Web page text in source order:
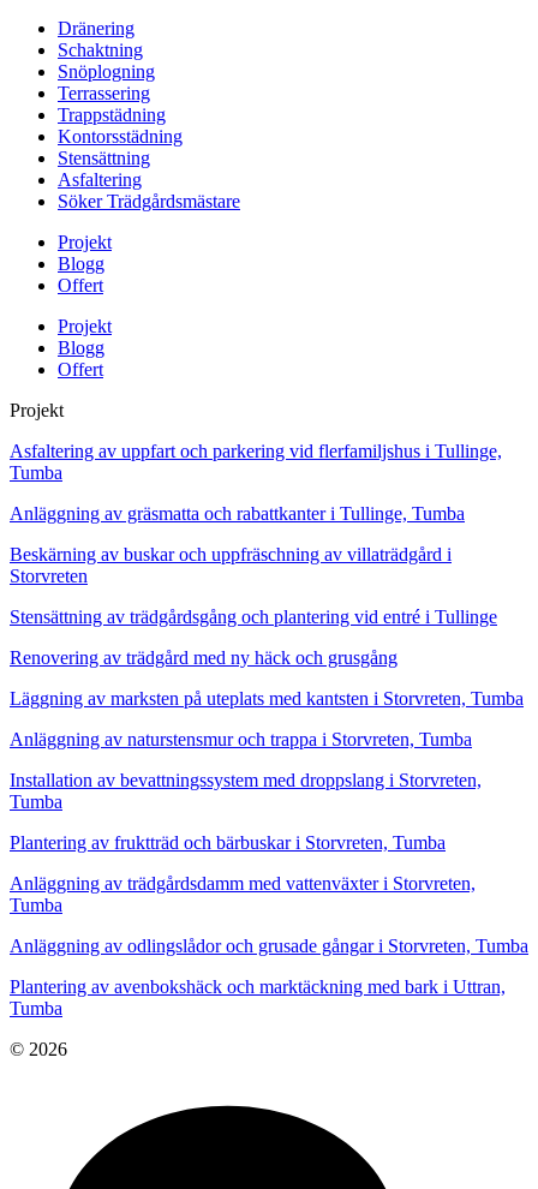
Dränering
Schaktning
Snöplogning
Terrassering
Trappstädning
Kontorsstädning
Stensättning
Asfaltering
Söker Trädgårdsmästare
Projekt
Blogg
Offert
Projekt
Blogg
Offert
Projekt
Asfaltering av uppfart och parkering vid flerfamiljshus i Tullinge,
Tumba
Anläggning av gräsmatta och rabattkanter i Tullinge, Tumba
Beskärning av buskar och uppfräschning av villaträdgård i
Storvreten
Stensättning av trädgårdsgång och plantering vid entré i Tullinge
Renovering av trädgård med ny häck och grusgång
Läggning av marksten på uteplats med kantsten i Storvreten, Tumba
Anläggning av naturstensmur och trappa i Storvreten, Tumba
Installation av bevattningssystem med droppslang i Storvreten,
Tumba
Plantering av fruktträd och bärbuskar i Storvreten, Tumba
Anläggning av trädgårdsdamm med vattenväxter i Storvreten,
Tumba
Anläggning av odlingslådor och grusade gångar i Storvreten, Tumba
Plantering av avenbokshäck och marktäckning med bark i Uttran,
Tumba
© 2026